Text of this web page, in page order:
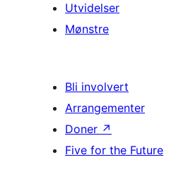
Utvidelser
Mønstre
Bli involvert
Arrangementer
Doner ↗
Five for the Future